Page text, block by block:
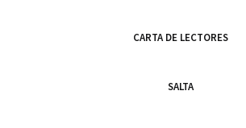
CARTA DE LECTORES
SALTA